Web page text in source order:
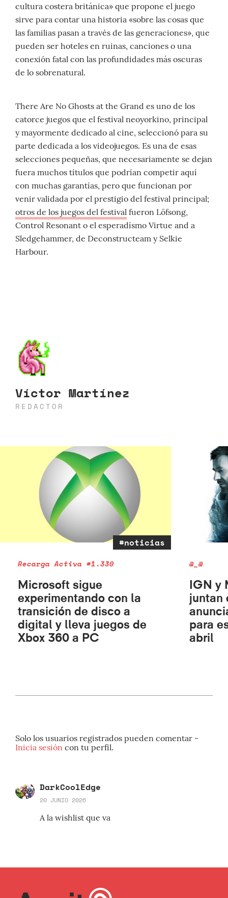
cultura costera británica» que propone el juego
sirve para contar una historia «sobre las cosas que
las familias pasan a través de las generaciones», que
pueden ser hoteles en ruinas, canciones o una
conexión fatal con las profundidades más oscuras
de lo sobrenatural.
There Are No Ghosts at the Grand es uno de los
catorce juegos que el festival neoyorkino, principal
y mayormente dedicado al cine, seleccionó para su
parte dedicada a los videojuegos. Es una de esas
selecciones pequeñas, que necesariamente se dejan
fuera muchos títulos que podrían competir aquí
con muchas garantías, pero que funcionan por
venir validada por el prestigio del festival principal;
otros de los juegos del festival fueron Löfsong,
Control Resonant o el esperadísmo Virtue and a
Sledgehammer, de Deconstructeam y Selkie
Harbour.
Víctor Martínez
REDACTOR
#noticias
Recarga Activa #1.330
Microsoft sigue
experimentando con la
transición de disco a
digital y lleva juegos de
Xbox 360 a PC
@_@
IGN y
juntan
para
abril
Solo los usuarios registrados pueden comentar -
Inicia sesión con tu perfil.
DarkCoolEdge
20 JUNIO 2026
A la wishlist que va